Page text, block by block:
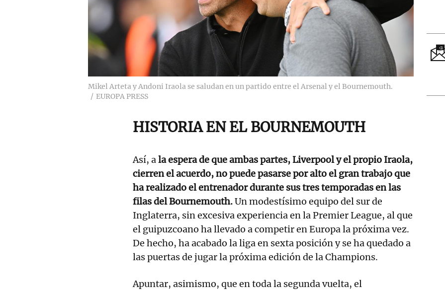
Mikel Arteta y Andoni Iraola se saludan en un partido entre el Arsenal y el Bournemouth.
EUROPA PRESS
HISTORIA EN EL BOURNEMOUTH
Así, ala espera de que ambas partes, Liverpool y el propio Iraola,
cierren el acuerdo, no puede pasarse por alto el gran trabajo que
ha realizado el entrenador durante sus tres temporadas en las
filas del Bournemouth.Un modestísimo equipo del sur de
Inglaterra, sin excesiva experiencia en la Premier League, al que
el guipuzcoano ha llevado a competir en Europa la próxima vez.
De hecho, ha acabado la liga en sexta posición y se ha quedado a
las puertas de jugar la próxima edición de la Champions.
Apuntar, asimismo, que en toda la segunda vuelta, el